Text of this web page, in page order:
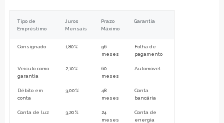
Tipo de
Empréstimo
Juros
Mensais
Prazo
Máximo
Garantia
Consignado 1,80%
96
meses
Folha de
pagamento
Veículo como
garantia
2,10%
60
meses
Automóvel
Débito em
conta
3,00%
48
meses
Conta
bancária
Conta de luz 3,20%
24
meses
Conta de
energia